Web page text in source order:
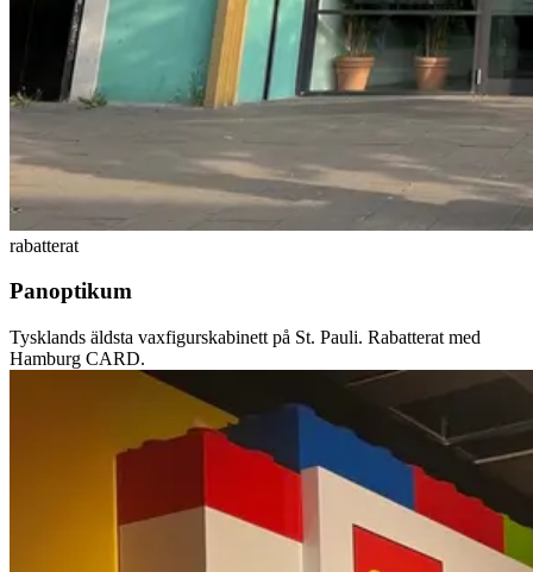
rabatterat
Panoptikum
Tysklands äldsta vaxfigurskabinett på St. Pauli. Rabatterat med
Hamburg CARD.